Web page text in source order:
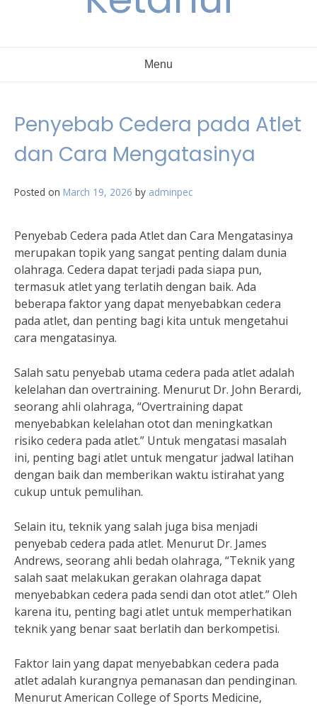
Menu
Penyebab Cedera pada Atlet
dan Cara Mengatasinya
Posted on March 19, 2026 by adminpec
Penyebab Cedera pada Atlet dan Cara Mengatasinya
merupakan topik yang sangat penting dalam dunia
olahraga. Cedera dapat terjadi pada siapa pun,
termasuk atlet yang terlatih dengan baik. Ada
beberapa faktor yang dapat menyebabkan cedera
pada atlet, dan penting bagi kita untuk mengetahui
cara mengatasinya.
Salah satu penyebab utama cedera pada atlet adalah
kelelahan dan overtraining. Menurut Dr. John Berardi,
seorang ahli olahraga, “Overtraining dapat
menyebabkan kelelahan otot dan meningkatkan
risiko cedera pada atlet.” Untuk mengatasi masalah
ini, penting bagi atlet untuk mengatur jadwal latihan
dengan baik dan memberikan waktu istirahat yang
cukup untuk pemulihan.
Selain itu, teknik yang salah juga bisa menjadi
penyebab cedera pada atlet. Menurut Dr. James
Andrews, seorang ahli bedah olahraga, “Teknik yang
salah saat melakukan gerakan olahraga dapat
menyebabkan cedera pada sendi dan otot atlet.” Oleh
karena itu, penting bagi atlet untuk memperhatikan
teknik yang benar saat berlatih dan berkompetisi.
Faktor lain yang dapat menyebabkan cedera pada
atlet adalah kurangnya pemanasan dan pendinginan.
Menurut American College of Sports Medicine,